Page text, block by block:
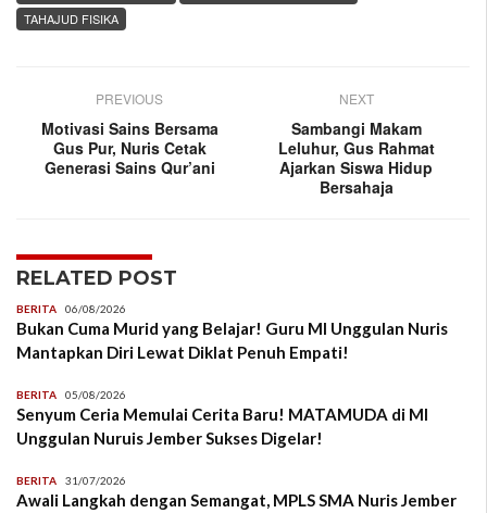
TAHAJUD FISIKA
PREVIOUS
Motivasi Sains Bersama
Gus Pur, Nuris Cetak
Generasi Sains Qur’ani
NEXT
Sambangi Makam
Leluhur, Gus Rahmat
Ajarkan Siswa Hidup
Bersahaja
RELATED POST
BERITA 06/08/2026
Bukan Cuma Murid yang Belajar! Guru MI Unggulan Nuris
Mantapkan Diri Lewat Diklat Penuh Empati!
BERITA 05/08/2026
Senyum Ceria Memulai Cerita Baru! MATAMUDA di MI
Unggulan Nuruis Jember Sukses Digelar!
BERITA 31/07/2026
Awali Langkah dengan Semangat, MPLS SMA Nuris Jember